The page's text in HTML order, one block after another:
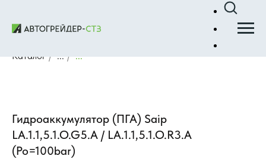
Каталог / ... / ...
Гидроаккумулятор (ПГА) Saip
LA.1.1,5.1.O.G5.A / LA.1.1,5.1.O.R3.A
(Po=100bar)